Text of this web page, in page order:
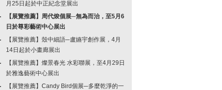
月25日起於中正紀念堂展出
【展覽推薦】周代焌個展─無為而治，至5月6
日於尊彩藝術中心展出
【展覽推薦】殼中細語─盧嬿宇創作展，4月
14日起於小畫廊展出
【展覽推薦】燦景春光 水彩聯展，至4月29日
於雅逸藝術中心展出
【展覽推薦】Candy Bird個展─多麼乾淨的一